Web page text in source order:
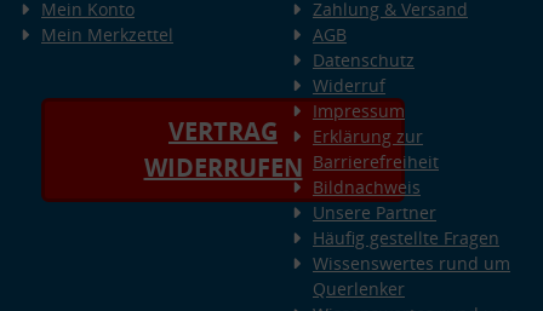
Mein Konto
Mein Merkzettel
VERTRAG
WIDERRUFEN
Zahlung & Versand
AGB
Datenschutz
Widerruf
Impressum
Erklärung zur
Barrierefreiheit
Bildnachweis
Unsere Partner
Häufig gestellte Fragen
Wissenswertes rund um
Querlenker